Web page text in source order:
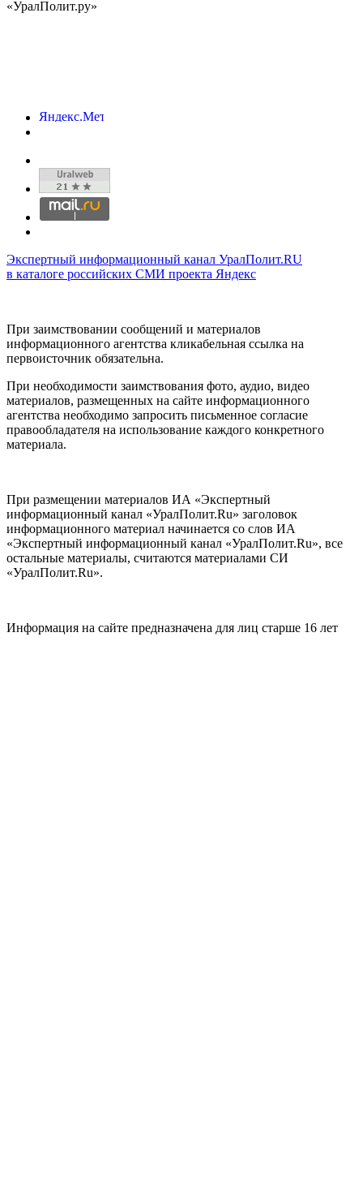
«УралПолит.ру»
Экспертный информационный канал УралПолит.RU
в каталоге российских СМИ проекта Яндекс
При заимствовании сообщений и материалов
информационного агентства кликабельная ссылка на
первоисточник обязательна.
При необходимости заимствования фото, аудио, видео
материалов, размещенных на сайте информационного
агентства необходимо запросить письменное согласие
правообладателя на использование каждого конкретного
материала.
При размещении материалов ИА «Экспертный
информационный канал «УралПолит.Ru» заголовок
информационного материал начинается со слов ИА
«Экспертный информационный канал «УралПолит.Ru», все
остальные материалы, считаются материалами СИ
«УралПолит.Ru».
Информация на сайте предназначена для лиц старше 16 лет